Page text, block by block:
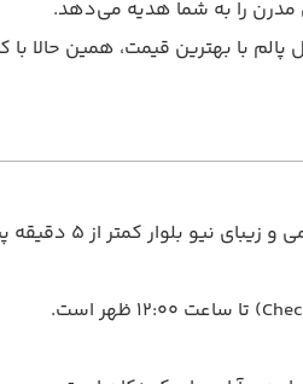
مدرن را به شما هدیه می‌دهد.
با بهترین قیمت، همین حالا با
کمتر از ۵ دقیقه پیاده‌روی است.